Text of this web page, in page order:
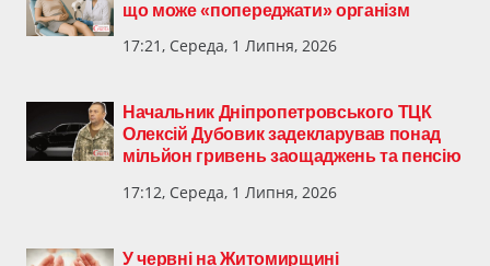
що може «попереджати» організм
17:21, Середа, 1 Липня, 2026
Начальник Дніпропетровського ТЦК
Олексій Дубовик задекларував понад
мільйон гривень заощаджень та пенсію
17:12, Середа, 1 Липня, 2026
У червні на Житомирщині